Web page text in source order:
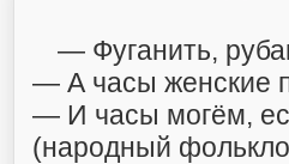
— Фуганить,
— А часы женские
— И часы могём,
(народный